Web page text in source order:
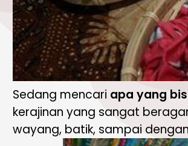
Sedang mencari apa yang
kerajinan yang sangat
wayang, batik, sampai